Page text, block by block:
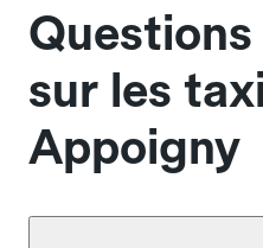
sur les
Appoigny